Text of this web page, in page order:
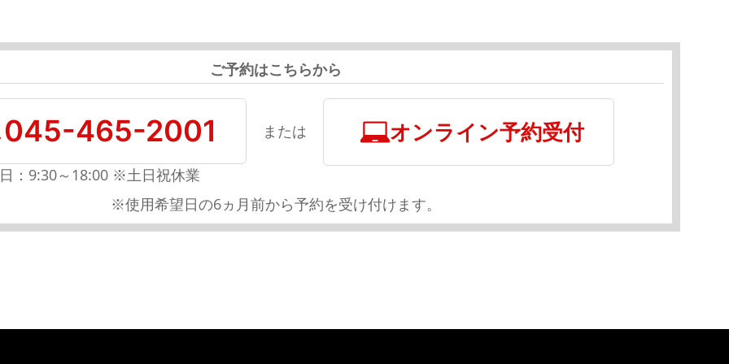
ご予約はこちらから
045-465-2001
：9:30～18:00 ※土日祝休業
または オンライン予約受付
※使用希望日の6ヵ月前から予約を受け付けます。